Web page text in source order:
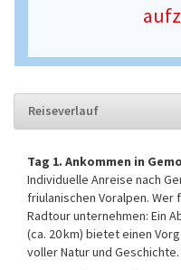
Reiseverlauf
Tag 1. Ankommen in
Individuelle Anreise nach
friulanischen Voralpen.
Radtour unternehmen: Ein
(ca. 20 km) bietet einen
voller Natur und Geschichte.